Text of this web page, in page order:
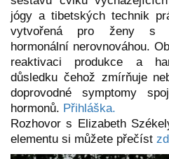
jógy a tibetských technik
vytvořená pro ženy s
hormonální nerovnováhou.
reaktivaci produkce a
důsledku čehož zmírňuje
doprovodné symptomy
hormonů. Přihláška.
Rozhovor s Elizabeth
elementu si můžete přečíst